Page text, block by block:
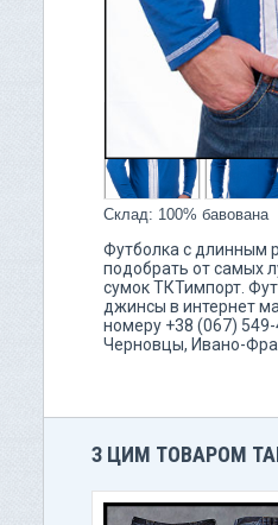
Склад: 100% бавована
Футболка с длинным
подобрать от самых
сумок ТКТимпорт.
джинсы в интернет
номеру +38 (067)
Черновцы, Ивано-
З ЦИМ ТОВАРОМ